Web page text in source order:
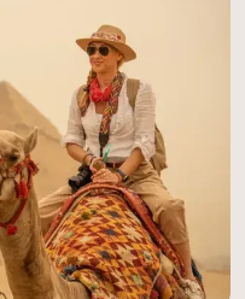
Cairo, la Esfinge
que
de Guiza, creando
en el mundo. Su
técnico
impresionante.
transformar la roca
que combina la
del faraón,
terrenal que